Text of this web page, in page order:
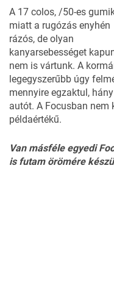
A 17 colos, /50-es
miatt a rugózás enyhén
rázós, de olyan
kanyarsebességet
nem is vártunk. A
legegyszerűbb úgy
mennyire egzaktul,
autót. A Focusban
példaértékű.
Van másféle egyedi
is futam örömére